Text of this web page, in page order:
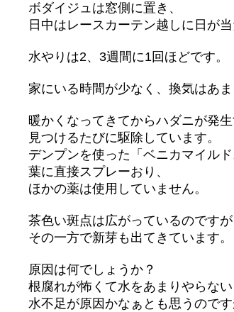
ボダイジュは窓側に置き、
日中はレースカーテン越しに日が
水やりは2、3週間に1回ほどです。
家にいる時間が少なく、換気はあま
暖かくなってきてからハダニが発
見つけるたびに駆除しています。
デンプンを使った「ベニカマイル
葉に直接スプレーおり、
ほかの薬は使用していません。
茶色い斑点は広がっているのですが
その一方で新芽も出てきています。
原因は何でしょうか？
根腐れが怖くて水をあまりやらな
水不足が原因かなぁとも思うのです